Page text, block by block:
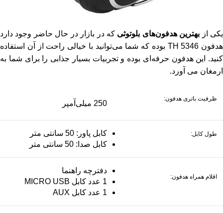
یکی از بهترین هدفون‌های بلوتوثی که در بازار در حال حاضر وجود دارد
هدفون TH 5346 بوده که شما می‌توانید با خیالی راحت از آن استفاده
کنید. این هدفون حرفه‌ای بوده و تجربیات بسیار جذابی را برای شما به
ارمغان می آورد.
ظرفیت باتری هدفون:
250 میلی‌آمپر
طول کابل:
کابل پاور: 50 سانتی‌ متر
کابل صدا: 50 سانتی‌ متر
اقلام همراه هدفون:
دفترچه راهنما
1 عدد کابل MICRO USB
1 عدد کابل AUX